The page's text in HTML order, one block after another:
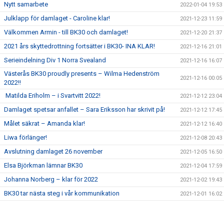
Nytt samarbete 2022-01-04 19:53
Julklapp för damlaget - Caroline klar! 2021-12-23 11:59
Välkommen Armin - till BK30 och damlaget! 2021-12-20 21:37
2021 års skyttedrottning fortsätter i BK30- INA KLAR! 2021-12-16 21:01
Serieindelning Div 1 Norra Svealand 2021-12-16 16:07
Västerås BK30 proudly presents – Wilma Hedenström
2022!!
2021-12-16 00:05
Matilda Eriholm – i Svartvitt 2022! 2021-12-12 23:04
Damlaget spetsar anfallet – Sara Eriksson har skrivit på! 2021-12-12 17:45
Målet säkrat – Amanda klar! 2021-12-12 16:40
Liwa förlänger! 2021-12-08 20:43
Avslutning damlaget 26 november 2021-12-05 16:50
Elsa Björkman lämnar BK30 2021-12-04 17:59
Johanna Norberg – klar för 2022 2021-12-02 19:43
BK30 tar nästa steg i vår kommunikation 2021-12-01 16:02